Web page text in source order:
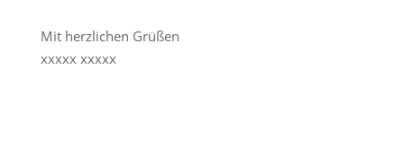
Mit herzlichen Grüßen
xxxxx xxxxx